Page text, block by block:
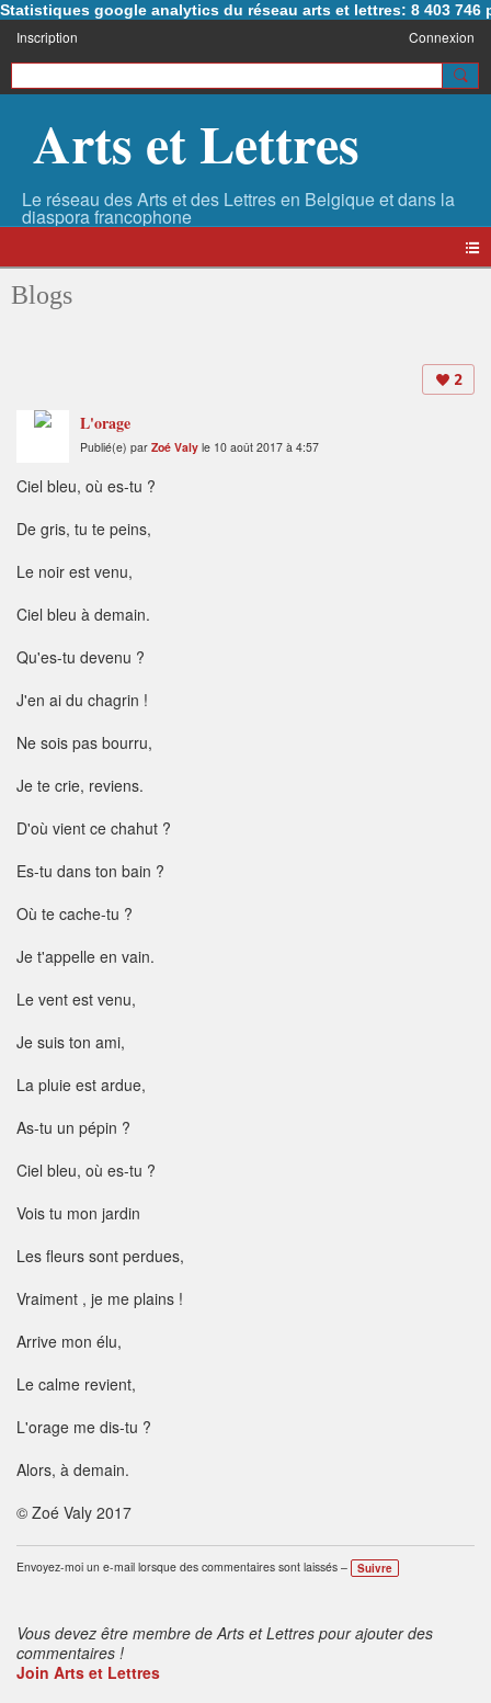
Statistiques google analytics du réseau arts et lettres: 8 403 746
Inscription Connexion
Arts et Lettres
Blogs
2
L'orage
Publié(e) par Zoé Valy le 10 août 2017 à 4:57
Ciel bleu, où es-tu ?
De gris, tu te peins,
Le noir est venu,
Ciel bleu à demain.
Qu'es-tu devenu ?
J'en ai du chagrin !
Ne sois pas bourru,
Je te crie, reviens.
D'où vient ce chahut ?
Es-tu dans ton bain ?
Où te cache-tu ?
Je t'appelle en vain.
Le vent est venu,
Je suis ton ami,
La pluie est ardue,
As-tu un pépin ?
Ciel bleu, où es-tu ?
Vois tu mon jardin
Les fleurs sont perdues,
Vraiment , je me plains !
Arrive mon élu,
Le calme revient,
L'orage me dis-tu ?
Alors, à demain.
© Zoé Valy 2017
Envoyez-moi un e-mail lorsque des commentaires sont laissés – Suivre
Vous devez être membre de Arts et Lettres pour ajouter des
commentaires !
Join Arts et Lettres